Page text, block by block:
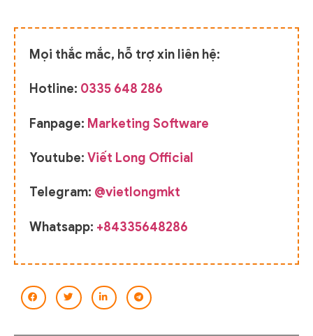
Mọi thắc mắc, hỗ trợ xin liên hệ:
Hotline: 0335 648 286
Fanpage: Marketing Software
Youtube: Viết Long Official
Telegram: @vietlongmkt
Whatsapp: +84335648286